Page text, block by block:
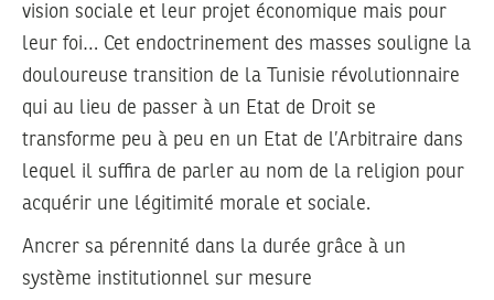
vision sociale et leur projet économique mais pour
leur foi… Cet endoctrinement des masses souligne la
douloureuse transition de la Tunisie révolutionnaire
qui au lieu de passer à un Etat de Droit se
transforme peu à peu en un Etat de l’Arbitraire dans
lequel il suffira de parler au nom de la religion pour
acquérir une légitimité morale et sociale.
Ancrer sa pérennité dans la durée grâce à un
système institutionnel sur mesure